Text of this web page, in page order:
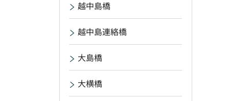
越中島橋
越中島連絡橋
大島橋
大横橋